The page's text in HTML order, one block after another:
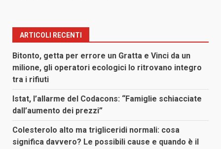
ARTICOLI RECENTI
Bitonto, getta per errore un Gratta e Vinci da un
milione, gli operatori ecologici lo ritrovano integro
tra i rifiuti
Istat, l’allarme del Codacons: “Famiglie schiacciate
dall’aumento dei prezzi”
Colesterolo alto ma trigliceridi normali: cosa
significa davvero? Le possibili cause e quando è il